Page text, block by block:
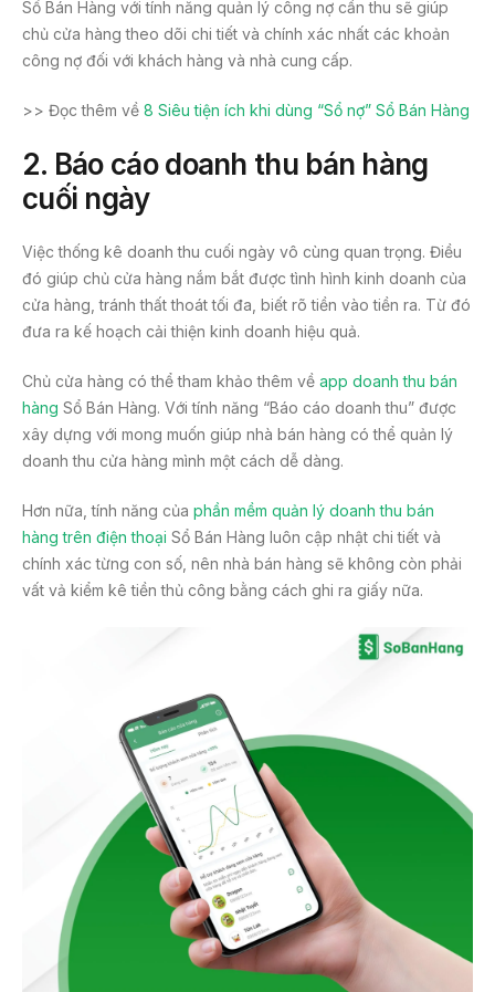
Sổ Bán Hàng với tính năng quản lý công nợ cần thu sẽ giúp
chủ cửa hàng theo dõi chi tiết và chính xác nhất các khoản
công nợ đối với khách hàng và nhà cung cấp.
>> Đọc thêm về 8 Siêu tiện ích khi dùng “Sổ nợ” Sổ Bán Hàng
2. Báo cáo doanh thu bán hàng
cuối ngày
Việc thống kê doanh thu cuối ngày vô cùng quan trọng. Điều
đó giúp chủ cửa hàng nắm bắt được tình hình kinh doanh của
cửa hàng, tránh thất thoát tối đa, biết rõ tiền vào tiền ra. Từ đó
đưa ra kế hoạch cải thiện kinh doanh hiệu quả.
Chủ cửa hàng có thể tham khảo thêm về app doanh thu bán
hàng Sổ Bán Hàng. Với tính năng “Báo cáo doanh thu” được
xây dựng với mong muốn giúp nhà bán hàng có thể quản lý
doanh thu cửa hàng mình một cách dễ dàng.
Hơn nữa, tính năng của phần mềm quản lý doanh thu bán
hàng trên điện thoại Sổ Bán Hàng luôn cập nhật chi tiết và
chính xác từng con số, nên nhà bán hàng sẽ không còn phải
vất vả kiểm kê tiền thủ công bằng cách ghi ra giấy nữa.